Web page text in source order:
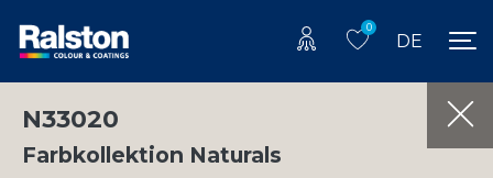
0
DE
N33020
Farbkollektion Naturals